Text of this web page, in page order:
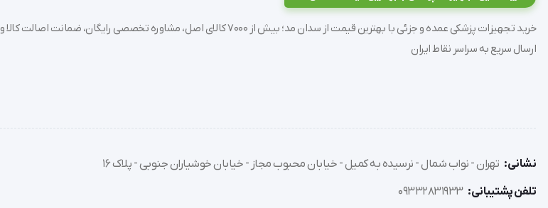
از جنس PVC
دارای گواهینامه CE، FDA ،ISO
خرید تجهیزات پزشکی عمده و جزئی با بهترین قیمت از سدان مد؛ بیش از 7000 کالای اصل، مشاوره تخصصی رایگان، ضمانت اصالت کالا و
ارسال سریع به سراسر نقاط ایران
نشانی: تهران - نواب شمال - نرسیده به کمیل - خیابان محبوب مجاز - خیابان خوشیاران جنوبی - پلاک 16
تلفن پشتیبانی: 09332831933